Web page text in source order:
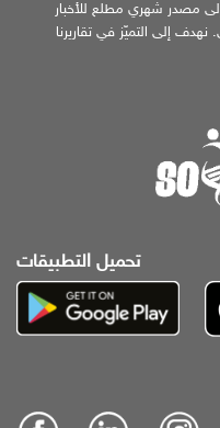
إلى مصدر شهري مطلع للأخبار
إلى التميّز في تقاريرنا
تحميل التطبيقات